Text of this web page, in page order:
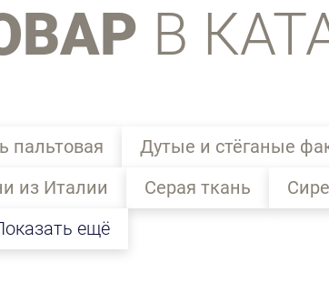
В
пальтовая Дутые и стёганые
из Италии Серая ткань
ещё